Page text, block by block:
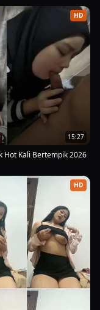
HD
15:27
Hot Kali Bertempik 2026
HD